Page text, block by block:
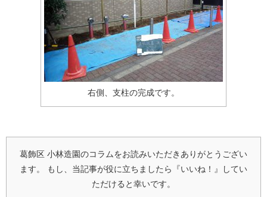
右側、支柱の完成です。
葛飾区 小林造園のコラムをお読みいただきありがとうござい
ます。
もし、当記事が役に立ちましたら『いいね！』してい
ただけると幸いです。